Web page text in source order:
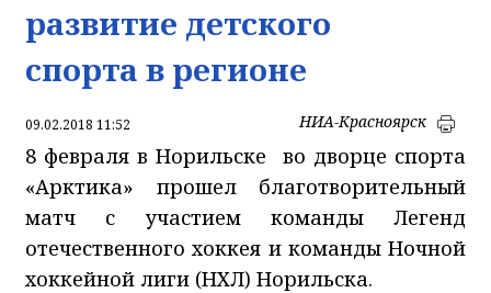
развитие детского
спорта в регионе
09.02.2018 11:52 НИА-Красноярск
8 февраля в Норильске во дворце спорта
«Арктика» прошел благотворительный
матч с участием команды Легенд
отечественного хоккея и команды Ночной
хоккейной лиги (НХЛ) Норильска.